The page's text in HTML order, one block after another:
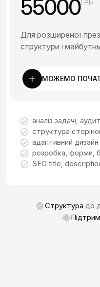
55000 ГРН
Для розширеної
структури і
МОЖЕМО
аналіз задачі,
структура
адаптивний
розробка, форми,
SEO title,
Структура до